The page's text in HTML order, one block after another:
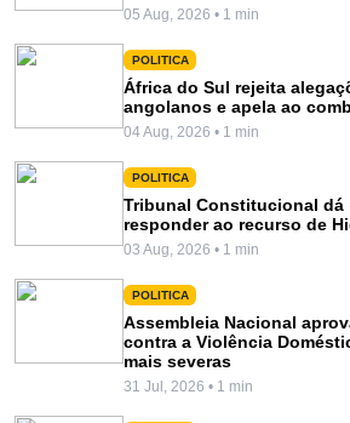
05 Aug, 2026 • 1 min
POLITICA
África do Sul rejeita
angolanos e apela ao
04 Aug, 2026 • 1 min
POLITICA
Tribunal Constitucional dá
responder ao recurso de
03 Aug, 2026 • 1 min
POLITICA
Assembleia Nacional
contra a Violência
mais severas
31 Jul, 2026 • 1 min